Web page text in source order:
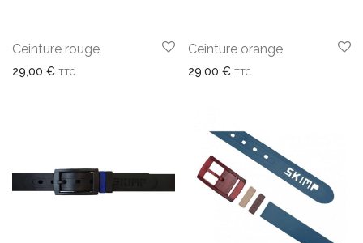
Ceinture rouge
29,00 € TTC
Ceinture orange
29,00 € TTC